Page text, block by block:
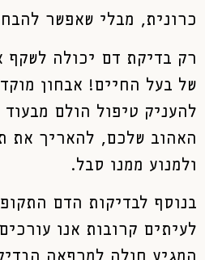
כרונית, מבלי שאפשר
רק בדיקת דם יכולה לשקף
של בעל החיים! אבחון
להעניק טיפול הולם
האהוב שלכם, להאריך את
ולמנוע ממנו סבל.
בנוסף לבדיקות הדם
לעיתים קרובות אנו